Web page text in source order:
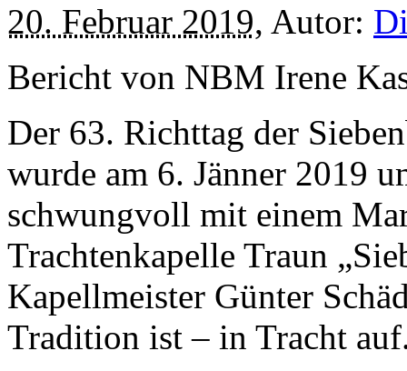
20. Februar 2019, Autor:
Bericht von NBM Irene
Der 63. Richttag der
wurde am 6. Jänner 2019
schwungvoll mit einem
Trachtenkapelle Traun
Kapellmeister Günter
Tradition ist – in Tracht